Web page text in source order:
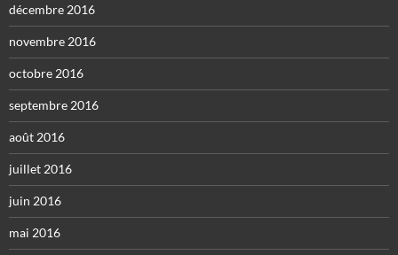
décembre 2016
novembre 2016
octobre 2016
septembre 2016
août 2016
juillet 2016
juin 2016
mai 2016